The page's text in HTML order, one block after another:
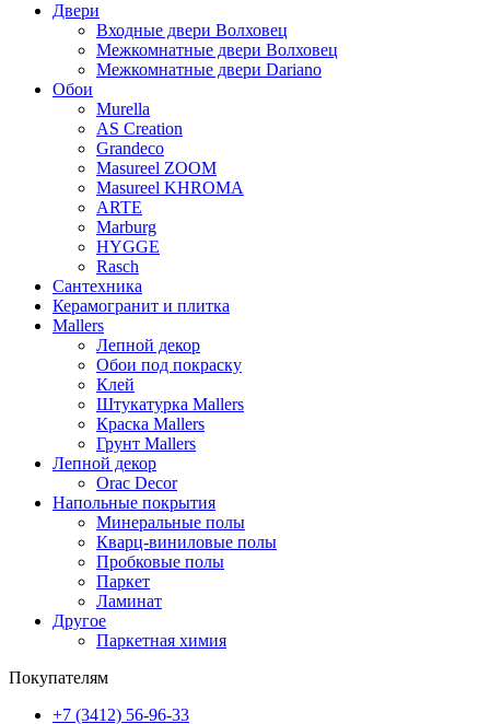
Двери
Входные двери Волховец
Межкомнатные двери Волховец
Межкомнатные двери Dariano
Обои
Murella
AS Creation
Grandeco
Masureel ZOOM
Masureel KHROMA
ARTE
Marburg
HYGGE
Rasch
Сантехника
Керамогранит и плитка
Mallers
Лепной декор
Обои под покраску
Клей
Штукатурка Mallers
Краска Mallers
Грунт Mallers
Лепной декор
Orac Decor
Напольные покрытия
Минеральные полы
Кварц-виниловые полы
Пробковые полы
Паркет
Ламинат
Другое
Паркетная химия
Покупателям
+7 (3412) 56-96-33